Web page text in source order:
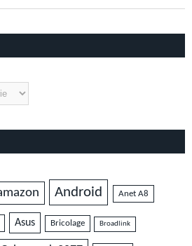
Android Anet A8
Asus Bricolage Broadlink